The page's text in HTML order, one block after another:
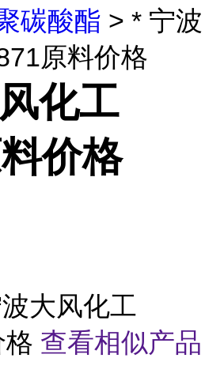
碳酸酯 > * 宁波
原料价格
化工
价格
大风化工
查看相似产品